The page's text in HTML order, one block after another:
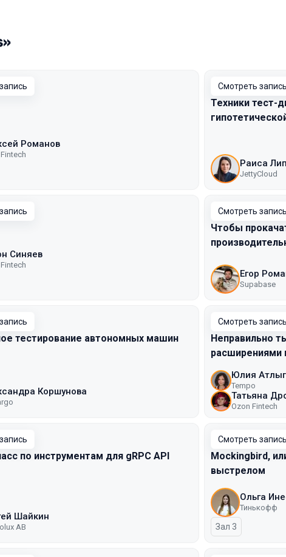
Романов
Смотреть запись
Техники тест-
Раиса
JettyCloud
Синяев
Смотреть запись
Чтобы
Егор
Supabase
тестирование автономных машин
Коршунова
Смотреть запись
Неправильно
расширениями
Юлия
Tempo
Татьяна
Ozon Fintech
по инструментам для gRPC API
Шайкин
AB
Смотреть запись
Mockingbird,
выстрелом
Ольга
Тинькофф
Зал 3